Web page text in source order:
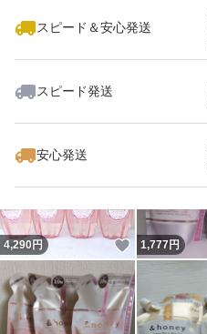
スピード＆安心発送
スピード発送
安心発送
4,290 円 いいね！
1,777円